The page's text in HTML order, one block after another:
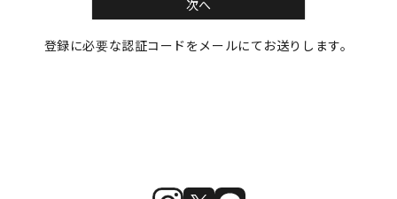
次へ
登録に必要な認証コードをメールにてお送りします。